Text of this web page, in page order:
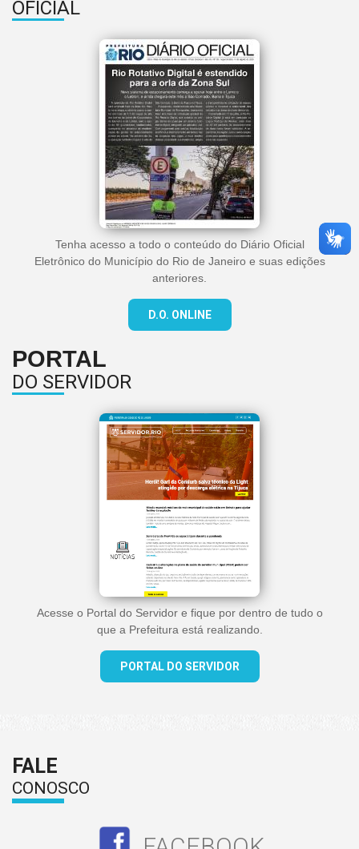
OFICIAL
Tenha acesso a todo o conteúdo do Diário Oficial
Eletrônico do Município do Rio de Janeiro e suas edições
anteriores.
D.O. ONLINE
PORTAL
DO SERVIDOR
Acesse o Portal do Servidor e fique por dentro de tudo o
que a Prefeitura está realizando.
PORTAL DO SERVIDOR
FALE
CONOSCO